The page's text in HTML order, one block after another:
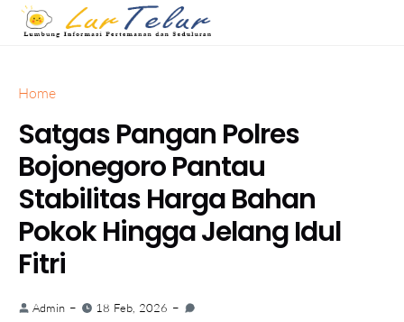
Home
Satgas Pangan Polres
Bojonegoro Pantau
Stabilitas Harga Bahan
Pokok Hingga Jelang Idul
Fitri
Admin 18 Feb, 2026